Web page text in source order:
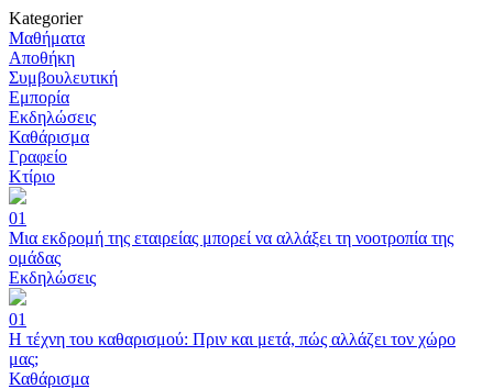
Kategorier
Μαθήματα
Αποθήκη
Συμβουλευτική
Εμπορία
Εκδηλώσεις
Καθάρισμα
Γραφείο
Κτίριο
01
Μια εκδρομή της εταιρείας μπορεί να αλλάξει τη νοοτροπία της
ομάδας
Εκδηλώσεις
01
Η τέχνη του καθαρισμού: Πριν και μετά, πώς αλλάζει τον χώρο
μας;
Καθάρισμα